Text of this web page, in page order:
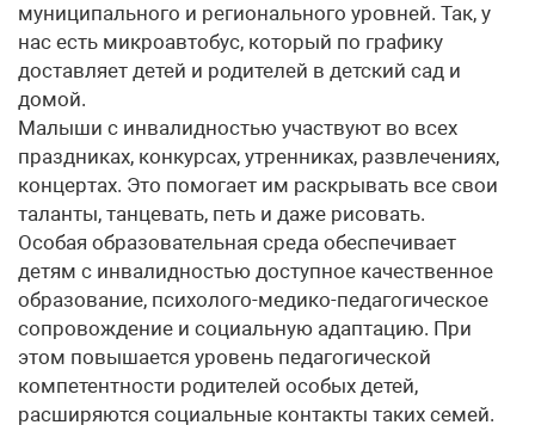
муниципального и регионального уровней. Так, у
нас есть микроавтобус, который по графику
доставляет детей и родителей в детский сад и
домой.
Малыши с инвалидностью участвуют во всех
праздниках, конкурсах, утренниках, развлечениях,
концертах. Это помогает им раскрывать все свои
таланты, танцевать, петь и даже рисовать.
Особая образовательная среда обеспечивает
детям с инвалидностью доступное качественное
образование, психолого-медико-педагогическое
сопровождение и социальную адаптацию. При
этом повышается уровень педагогической
компетентности родителей особых детей,
расширяются социальные контакты таких семей.